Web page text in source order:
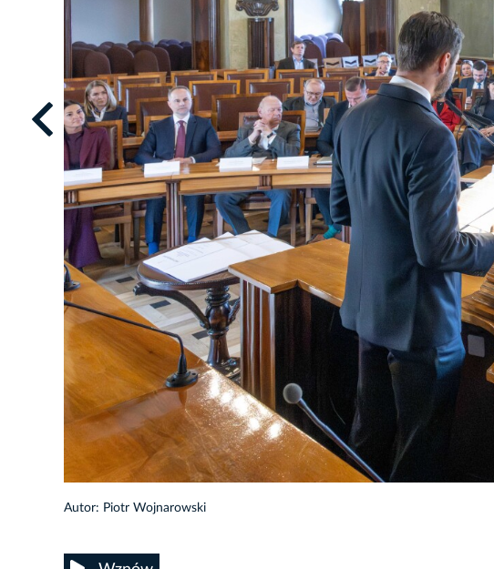
Autor: Piotr Wojnarowski